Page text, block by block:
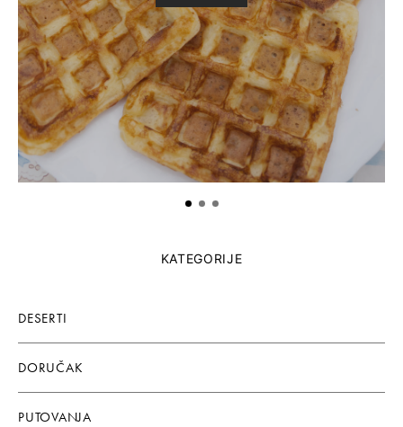
KATEGORIJE
DESERTI
DORUČAK
PUTOVANJA